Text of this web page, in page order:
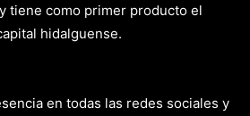
tiene como primer producto el
hidalguense.
en todas las redes sociales y